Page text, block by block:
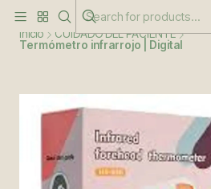
Inicio
CUIDADO DEL PACIENTE
Termómetro infrarrojo | Digital